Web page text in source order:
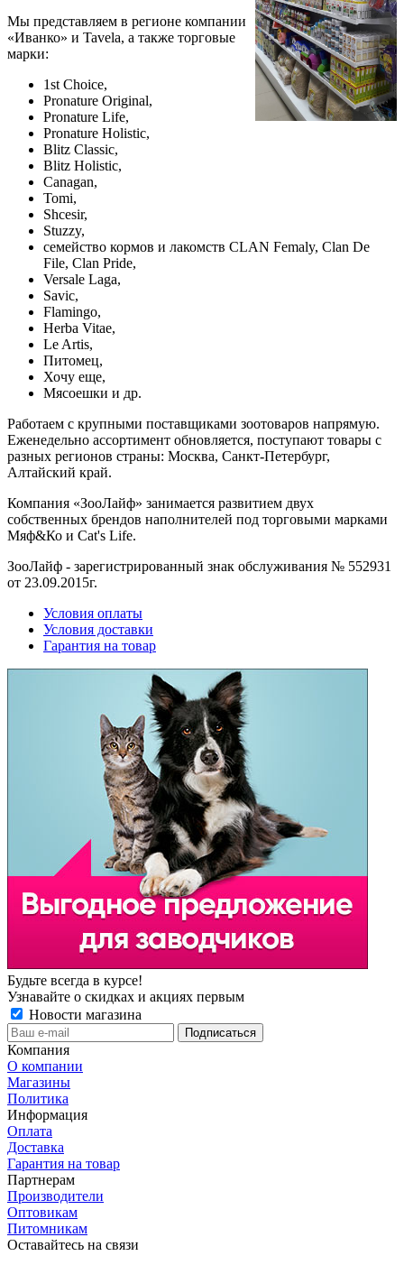
Мы представляем в регионе компании
«Иванко» и Tavela, а также торговые
марки:
1st Choice,
Pronature Original,
Pronature Life,
Pronature Holistic,
Blitz Classic,
Blitz Holistic,
Canagan,
Tomi,
Shcesir,
Stuzzy,
семейство кормов и лакомств CLAN Femaly, Clan De
File, Clan Pride,
Versale Laga,
Savic,
Flamingo,
Herba Vitae,
Le Artis,
Питомец,
Хочу еще,
Мясоешки и др.
Работаем с крупными поставщиками зоотоваров напрямую.
Еженедельно ассортимент обновляется, поступают товары с
разных регионов страны: Москва, Санкт-Петербург,
Алтайский край.
Компания «ЗооЛайф» занимается развитием двух
собственных брендов наполнителей под торговыми марками
Мяф&Ко и Cat's Life.
ЗооЛайф - зарегистрированный знак обслуживания № 552931
от 23.09.2015г.
Условия оплаты
Условия доставки
Гарантия на товар
Будьте всегда в курсе!
Узнавайте о скидках и акциях первым
Новости магазина
Компания
О компании
Магазины
Политика
Информация
Оплата
Доставка
Гарантия на товар
Партнерам
Производители
Оптовикам
Питомникам
Оставайтесь на связи